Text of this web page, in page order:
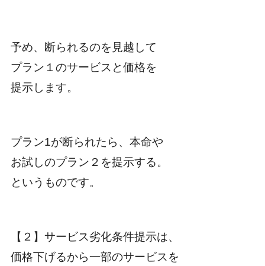
予め、断られるのを見越して
プラン１のサービスと価格を
提示します。
プラン1が断られたら、本命や
お試しのプラン２を提示する。
というものです。
【２】サービス劣化条件提示は、
価格下げるから一部のサービスを